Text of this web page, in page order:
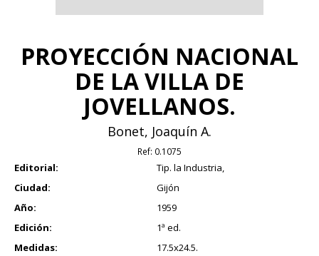
PROYECCIÓN NACIONAL
DE LA VILLA DE
JOVELLANOS.
Bonet, Joaquín A.
Ref: 0.1075
Editorial:
Tip. la Industria,
Ciudad:
Gijón
Año:
1959
Edición:
1ª ed.
Medidas:
17.5x24.5.